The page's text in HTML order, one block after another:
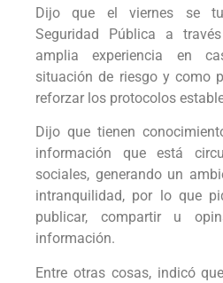
Dijo que el viernes se
Seguridad Pública a
amplia experiencia en
situación de riesgo y como
reforzar los protocolos
Dijo que tienen
información que está
sociales, generando un
intranquilidad, por lo que
publicar, compartir u
información.
Entre otras cosas, indicó